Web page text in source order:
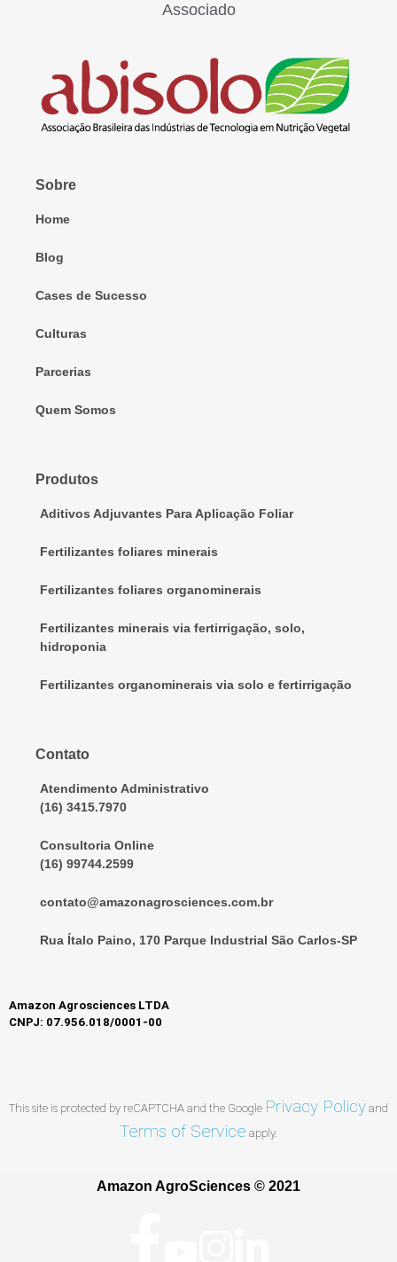
Associado
Sobre
Home
Blog
Cases de Sucesso
Culturas
Parcerias
Quem Somos
Produtos
Aditivos Adjuvantes Para Aplicação Foliar
Fertilizantes foliares minerais
Fertilizantes foliares organominerais
Fertilizantes minerais via fertirrigação, solo,
hidroponia
Fertilizantes organominerais via solo e fertirrigação
Contato
Atendimento Administrativo
(16) 3415.7970
Consultoria Online
(16) 99744.2599
contato@amazonagrosciences.com.br
Rua Ítalo Paino, 170 Parque Industrial São Carlos-SP
Amazon Agrosciences LTDA
CNPJ: 07.956.018/0001-00
This site is protected by reCAPTCHA and the Google Privacy Policy and
Terms of Service apply.
Amazon AgroSciences © 2021